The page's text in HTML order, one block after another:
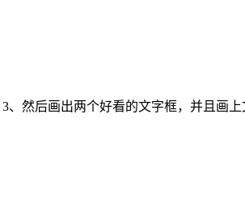
然后画出两个好看的文字框，并且画